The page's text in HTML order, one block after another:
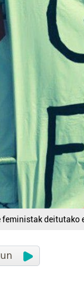
feministak deitutako